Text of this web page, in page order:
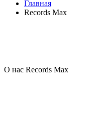
Главная
Records Max
О нас Records Max